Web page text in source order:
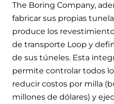
The Boring Company,
fabricar sus propias
produce los
de transporte Loop y
de sus túneles. Esta
permite controlar todos
reducir costos por milla
millones de dólares) y